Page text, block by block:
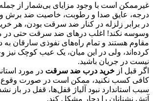
درجه، عایق صدا و رطوبت، خاصیت ضد برش
در برابر زلزله در کنار ضد سرقت بودن، هر
وسوسه نکند! اغلب درهای ضد سرقت حتی در
مقاوم هستند و تمام راه‌های نفوذی سارقان به
کرده‌اند، ولی در این میان، یک عیب کوچک نیز
نیست در جریان باشید.
اگر قبل از خرید درب ضد سرقت در مورد
کافی کسب نکنید، ممکن است در صورت
سبب استاندارد نبود آلیاژ قفل‌ها، قفل در باز
آتش نشنانان را دچار مشکل کند.